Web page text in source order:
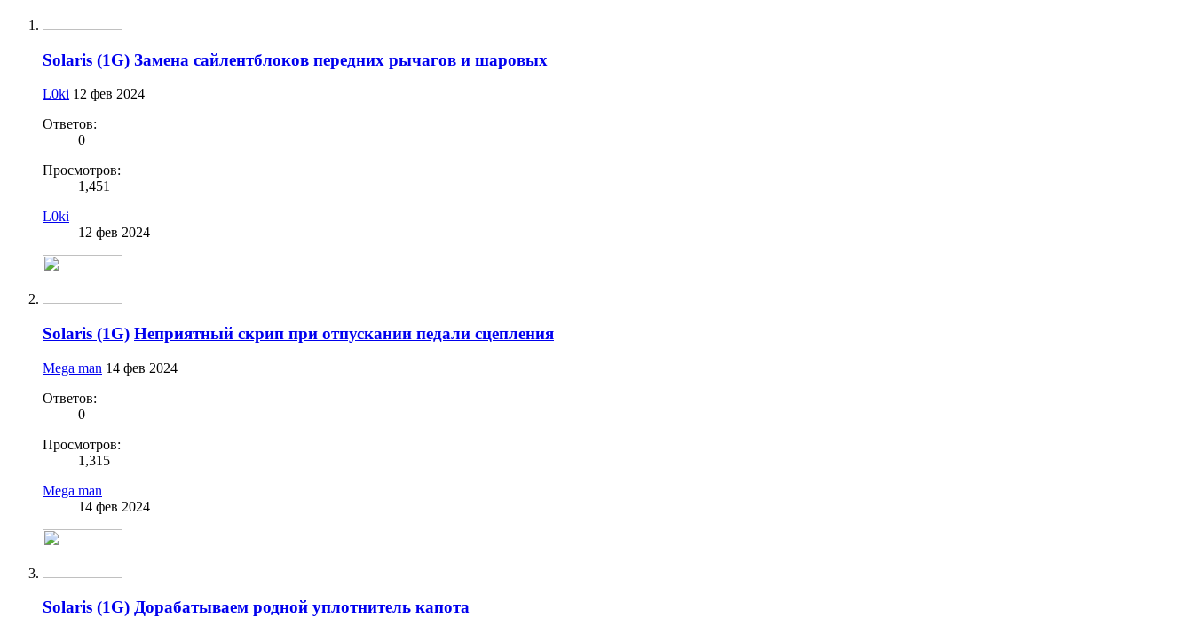
Solaris (1G) Замена сайлентблоков передних рычагов и шаровых
L0ki 12 фев 2024
Ответов:
0
Просмотров:
1,451
L0ki
12 фев 2024
Solaris (1G) Неприятный скрип при отпускании педали сцепления
Mega man 14 фев 2024
Ответов:
0
Просмотров:
1,315
Mega man
14 фев 2024
Solaris (1G) Дорабатываем родной уплотнитель капота